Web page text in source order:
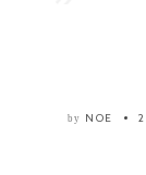
by NOE